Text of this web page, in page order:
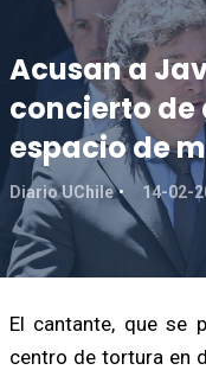
Acusan a
concierto de
espacio de
Diario UChile 14-02-
El cantante, que se
centro de tortura en